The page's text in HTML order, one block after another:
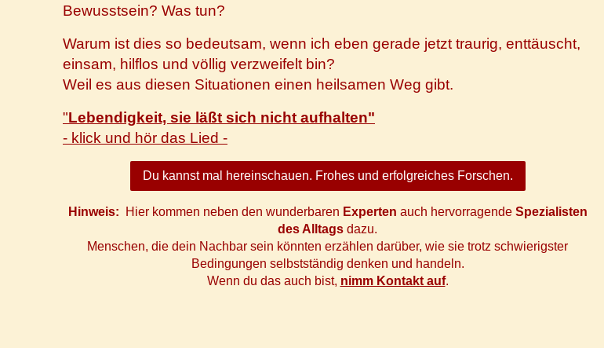
Bewusstsein? Was tun?
Warum ist dies so bedeutsam, wenn ich eben gerade jetzt traurig, enttäuscht,
einsam, hilflos und völlig verzweifelt bin?
Weil es aus diesen Situationen einen heilsamen Weg gibt.
"Lebendigkeit, sie läßt sich nicht aufhalten"
- klick und hör das Lied -
Du kannst mal hereinschauen. Frohes und erfolgreiches Forschen.
Hinweis: Hier kommen neben den wunderbaren Experten auch hervorragende Spezialisten
des Alltags dazu.
Menschen, die dein Nachbar sein könnten erzählen darüber, wie sie trotz schwierigster
Bedingungen selbstständig denken und handeln.
Wenn du das auch bist, nimm Kontakt auf.